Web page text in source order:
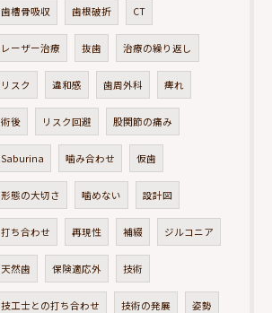
歯槽骨吸収 歯根破折 CT
レーザー治療 抜歯 治療の繰り返し
リスク 違和感 歯周外科 痺れ
術後 リスク回避 股関節の痛み
Saburina 噛み合わせ 仮歯
形態の大切さ 噛めない 設計図
打ち合わせ 再現性 補綴 ジルコニア
天然歯 保険適応外 技術
技工士との打ち合わせ 技術の発展 姿勢